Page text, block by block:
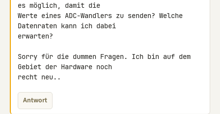
es möglich, damit die
Werte eines ADC-Wandlers zu senden? Welche
Datenraten kann ich dabei
erwarten?
Sorry für die dummen Fragen. Ich bin auf dem
Gebiet der Hardware noch
recht neu..
Antwort